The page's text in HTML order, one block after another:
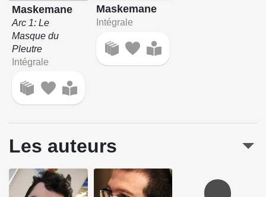
Maskemane
Arc 1: Le
Masque du
Pleutre
Intégrale
Maskemane
Intégrale
Les auteurs